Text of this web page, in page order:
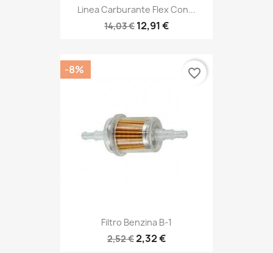
Linea Carburante Flex Con...
14,03 € 12,91 €
Filtro Benzina B-1
2,52 €2,32 €
-8% favorite_border